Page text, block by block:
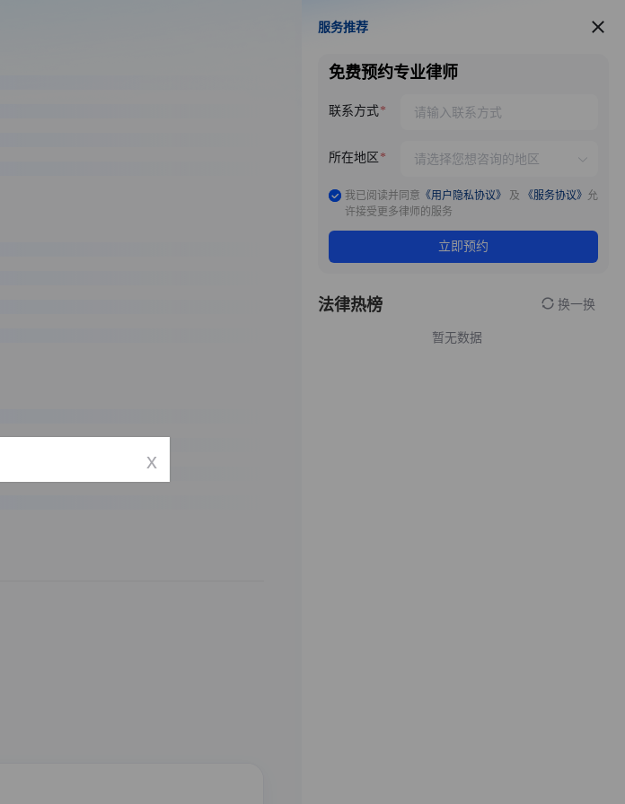
服务推荐
服务推荐
免费预约专业律师
联系方式
所在地区
我已阅读并同意 《用户隐私协议》 及 《服务协议》 允
许接受更多律师的服务
立即预约
法律热榜 换一换
暂无数据
x